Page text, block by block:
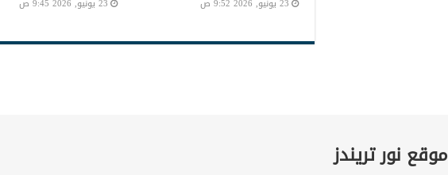
23 يونيو, 2026 9:52 ص 23 يونيو, 2026 9:45 ص
موقع نور تريندز